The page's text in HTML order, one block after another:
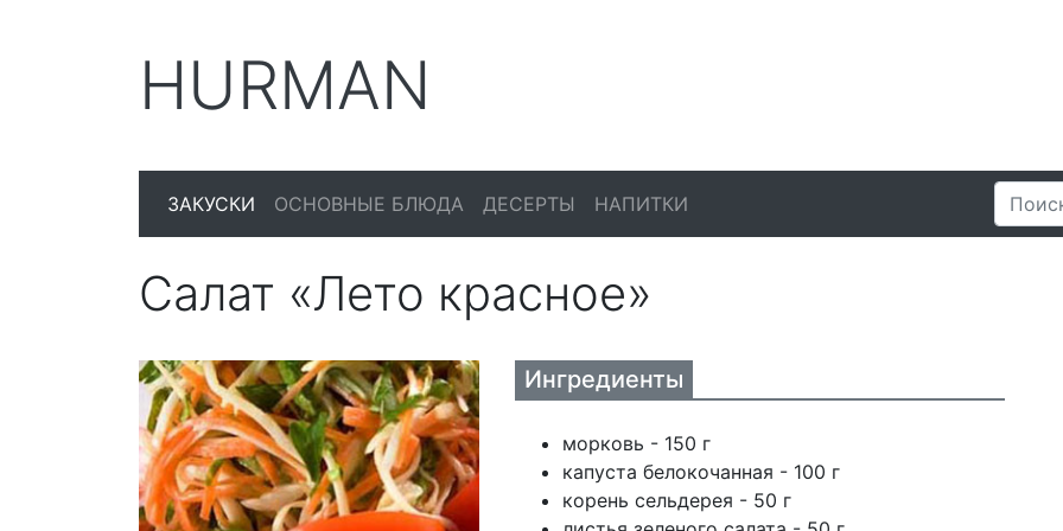
HURMAN
ЗАКУСКИ ОСНОВНЫЕ БЛЮДА ДЕСЕРТЫ НАПИТКИ
Салат «Лето красное»
Ингредиенты
морковь - 150 г
капуста белокочанная - 100 г
корень сельдерея - 50 г